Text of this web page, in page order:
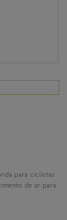
para ciclistas
de ar para